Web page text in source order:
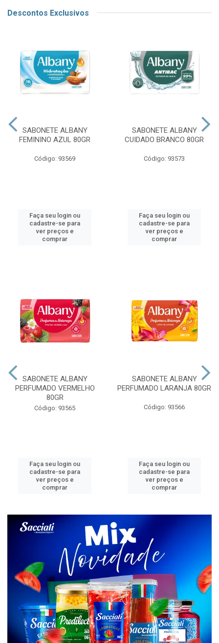
Descontos Exclusivos
SABONETE ALBANY
FEMININO AZUL 80GR
Código: 93569
Faça seu login ou
cadastre-se para
ver preços e
comprar
SABONETE ALBANY
CUIDADO BRANCO 80GR
Código: 93573
Faça seu login ou
cadastre-se para
ver preços e
comprar
SABONETE ALBANY
PERFUMADO VERMELHO
80GR
Código: 93565
Faça seu login ou
cadastre-se para
ver preços e
comprar
SABONETE ALBANY
PERFUMADO LARANJA 80GR
Código: 93566
Faça seu login ou
cadastre-se para
ver preços e
comprar